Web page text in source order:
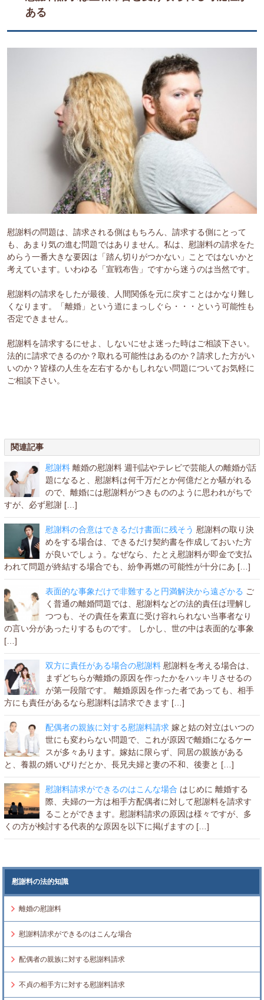
ある
慰謝料の問題は、請求される側はもちろん、請求する側にとって
も、あまり気の進む問題ではありません。私は、慰謝料の請求をた
めらう一番大きな要因は「踏ん切りがつかない」ことではないかと
考えています。いわゆる「宣戦布告」ですから迷うのは当然です。
慰謝料の請求をしたが最後、人間関係を元に戻すことはかなり難し
くなります。「離婚」という道にまっしぐら・・・という可能性も
否定できません。
慰謝料を請求するにせよ、しないにせよ迷った時はご相談下さい。
法的に請求できるのか？取れる可能性はあるのか？請求した方がい
いのか？皆様の人生を左右するかもしれない問題についてお気軽に
ご相談下さい。
関連記事
慰謝料 離婚の慰謝料 週刊誌やテレビで芸能人の離婚が話
題になると、慰謝料は何千万だとか何億だとか騒がれる
ので、離婚には慰謝料がつきもののように思われがちで
すが、必ず慰謝 […]
慰謝料の合意はできるだけ書面に残そう 慰謝料の取り決
めをする場合は、できるだけ契約書を作成しておいた方
が良いでしょう。なぜなら、たとえ慰謝料が即金で支払
われて問題が終結する場合でも、紛争再燃の可能性が十分にあ […]
表面的な事象だけで非難すると円満解決から遠ざかる ご
く普通の離婚問題では、慰謝料などの法的責任は理解し
つつも、その責任を素直に受け容れられない当事者なり
の言い分があったりするものです。 しかし、世の中は表面的な事象
[…]
双方に責任がある場合の慰謝料 慰謝料を考える場合は、
まずどちらが離婚の原因を作ったかをハッキリさせるの
が第一段階です。 離婚原因を作った者であっても、相手
方にも責任があるなら慰謝料は請求できます […]
配偶者の親族に対する慰謝料請求 嫁と姑の対立はいつの
世にも変わらない問題で、これが原因で離婚になるケー
スが多々あります。嫁姑に限らず、同居の親族がある
と、養親の婿いびりだとか、長兄夫婦と妻の不和、後妻と […]
慰謝料請求ができるのはこんな場合 はじめに 離婚する
際、夫婦の一方は相手方配偶者に対して慰謝料を請求す
ることができます。慰謝料請求の原因は様々ですが、多
くの方が検討する代表的な原因を以下に掲げますの […]
慰謝料の法的知識
離婚の慰謝料
慰謝料請求ができるのはこんな場合
配偶者の親族に対する慰謝料請求
不貞の相手方に対する慰謝料請求